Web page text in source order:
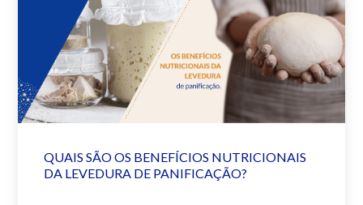
QUAIS SÃO OS BENEFÍCIOS NUTRICIONAIS
DA LEVEDURA DE PANIFICAÇÃO?